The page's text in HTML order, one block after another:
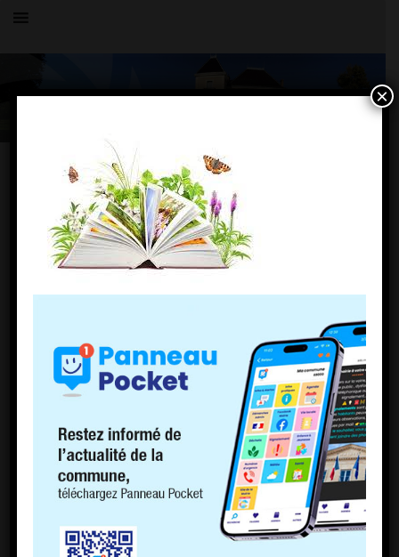
Toutes les actualités
téléchargement
13 juillet 2021
×